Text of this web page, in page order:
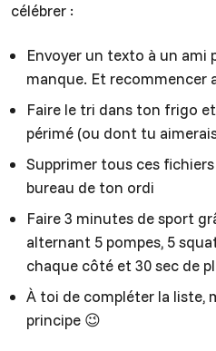
célébrer :
Envoyer un texto à un ami
manque. Et recommencer
Faire le tri dans ton frigo
périmé (ou dont tu
Supprimer tous ces
bureau de ton ordi
Faire 3 minutes de sport
alternant 5 pompes, 5
chaque côté et 30 sec de
À toi de compléter la liste,
principe 😉